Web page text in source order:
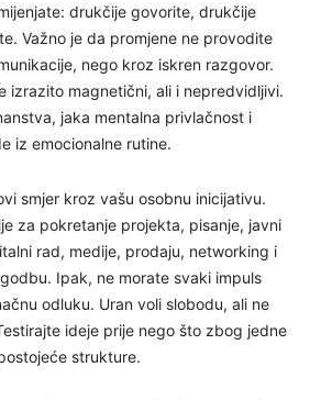
drukčije govorite, drukčije
Važno je da promjene ne provodite
nego kroz iskren razgovor.
izrazito magnetični, ali i nepredvidljivi.
jaka mentalna privlačnost i
iz emocionalne rutine.
smjer kroz vašu osobnu inicijativu.
za pokretanje projekta, pisanje, javni
rad, medije, prodaju, networking i
Ipak, ne morate svaki impuls
odluku. Uran voli slobodu, ali ne
ideje prije nego što zbog jedne
strukture.